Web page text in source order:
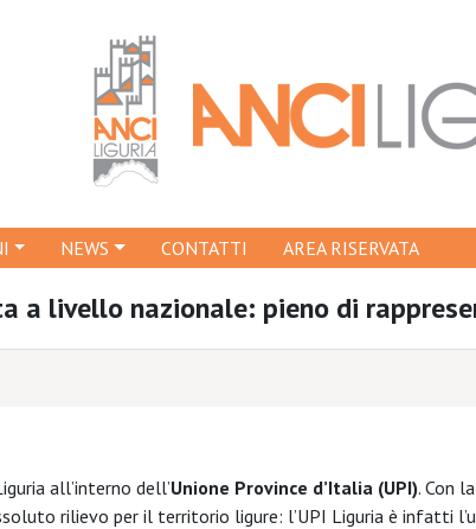
NEWS CONTATTI AREA RISERVATA
a livello nazionale: pieno di
all’interno dell’Unione Province d’Italia (UPI). Con
rilievo per il territorio ligure: l’UPI Liguria è infatti